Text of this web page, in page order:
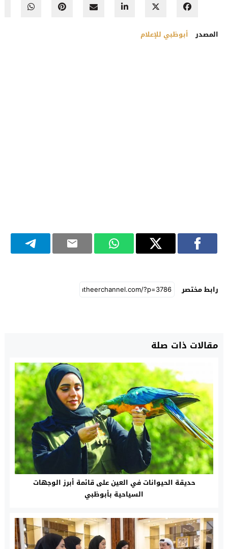
المصدر أبوظبي للإعلام
رابط مختصر
مقالات ذات صلة
حديقة الحيوانات في العين على قائمة أبرز الوجهات
السياحية بأبوظبي